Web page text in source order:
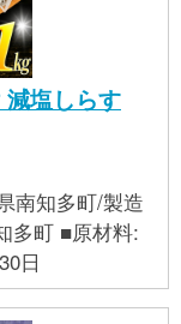
塩しらす
材料:
30日